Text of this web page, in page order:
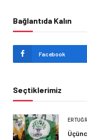
Bağlantıda Kalın
Facebook
Seçtiklerimiz